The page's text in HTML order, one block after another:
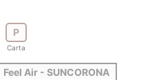
P
Carta
Feel Air - SUNCORONA